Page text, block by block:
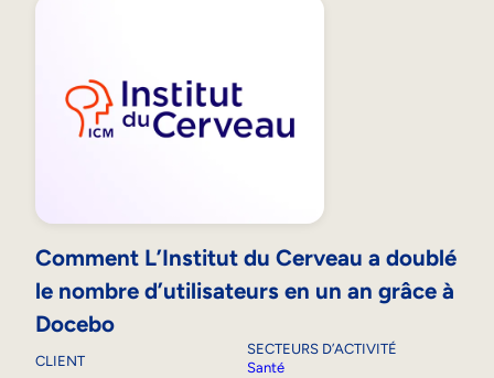
Comment L’Institut du Cerveau a doublé
le nombre d’utilisateurs en un an grâce à
Docebo
CLIENT
SECTEURS D’ACTIVITÉ
Santé